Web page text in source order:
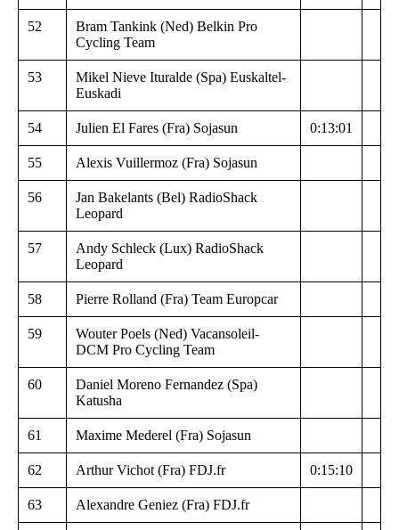
52
Bram Tankink (Ned) Belkin Pro
Cycling Team
53
Mikel Nieve Ituralde (Spa) Euskaltel-
Euskadi
54 Julien El Fares (Fra) Sojasun 0:13:01
55 Alexis Vuillermoz (Fra) Sojasun
56
Jan Bakelants (Bel) RadioShack
Leopard
57
Andy Schleck (Lux) RadioShack
Leopard
58 Pierre Rolland (Fra) Team Europcar
59
Wouter Poels (Ned) Vacansoleil-
DCM Pro Cycling Team
60
Daniel Moreno Fernandez (Spa)
Katusha
61 Maxime Mederel (Fra) Sojasun
62 Arthur Vichot (Fra) FDJ.fr 0:15:10
63 Alexandre Geniez (Fra) FDJ.fr